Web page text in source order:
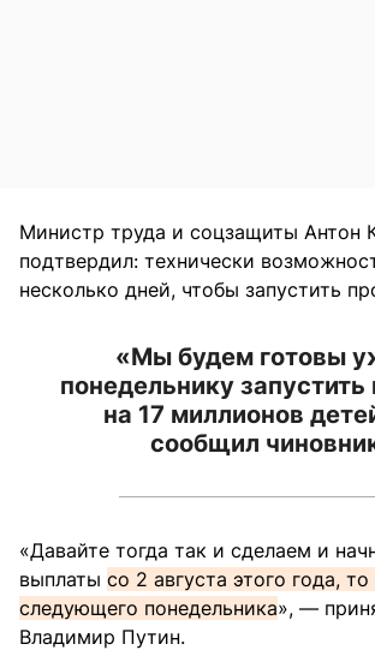
Министр труда и соцзащиты Антон
подтвердил: технически
несколько дней, чтобы запустить
«Мы будем готовы
понедельнику
на 17 миллионов
сообщил
«Давайте тогда так и сделаем и
выплаты со 2 августа этого года, то
следующего понедельника», —
Владимир Путин.